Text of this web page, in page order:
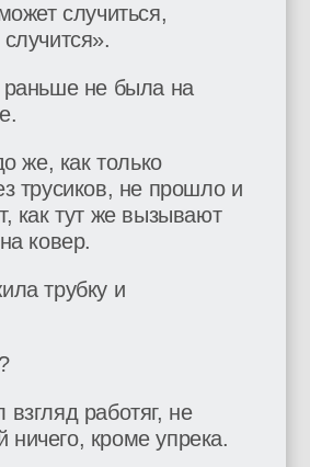
случиться,
раньше не была на
же, как только
трусиков, не прошло и
как тут же вызывают
ковер.
трубку и
работяг, не
кроме упрека.